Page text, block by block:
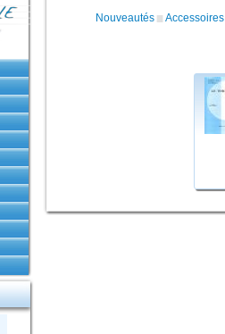
Nouveautés Accessoires